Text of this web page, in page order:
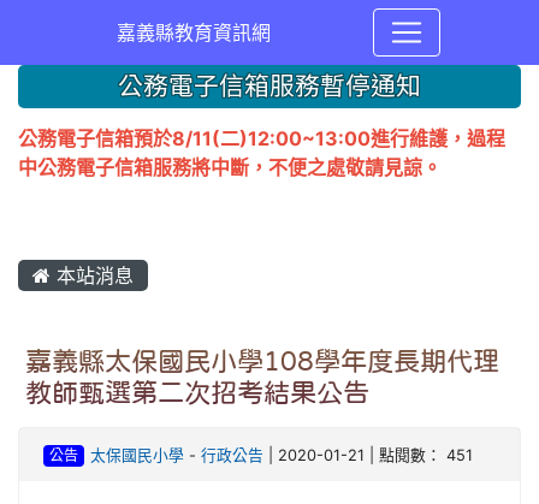
嘉義縣教育資訊網
公務電子信箱服務暫停通知
公務電子信箱預於8/11(二)12:00~13:00進行維護，過程
中公務電子信箱服務將中斷，不便之處敬請見諒。
本站消息
嘉義縣太保國民小學108學年度長期代理
教師甄選第二次招考結果公告
公告 太保國民小學- 行政公告 | 2020-01-21 | 點閱數： 451